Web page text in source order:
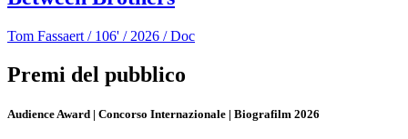
Tom Fassaert / 106' / 2026 / Doc
Premi del pubblico
Audience Award | Concorso Internazionale | Biografilm 2026